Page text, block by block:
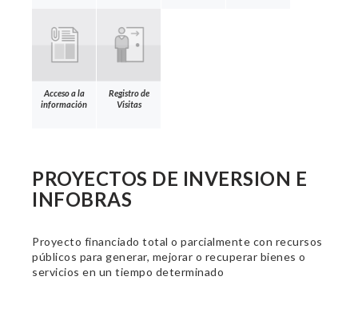
Acceso a la
información
Registro de
Visitas
PROYECTOS DE INVERSION E
INFOBRAS
Proyecto financiado total o parcialmente con recursos
públicos para generar, mejorar o recuperar bienes o
servicios en un tiempo determinado